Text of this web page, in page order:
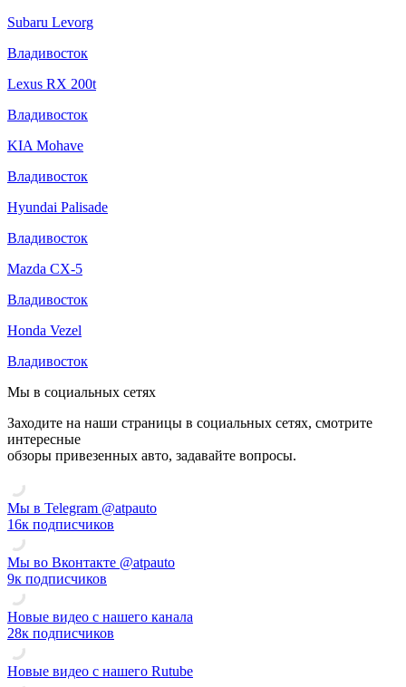
Subaru Levorg
Владивосток
Lexus RX 200t
Владивосток
KIA Mohave
Владивосток
Hyundai Palisade
Владивосток
Mazda CX-5
Владивосток
Honda Vezel
Владивосток
Мы в социальных сетях
Заходите на наши страницы в социальных сетях, смотрите
интересные
обзоры привезенных авто, задавайте вопросы.
Смотреть видео ATP Auto на Rutube
Мы в Telegram @atpauto
16к подписчиков
Мы во Вконтакте @atpauto
9к подписчиков
Новые видео с нашего канала
28к подписчиков
Новые видео с нашего Rutube